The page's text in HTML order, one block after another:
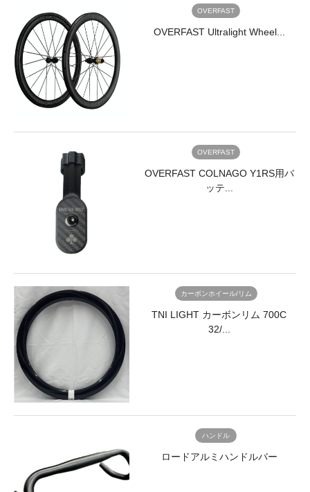
OVERFAST
OVERFAST Ultralight Wheel...
OVERFAST
OVERFAST COLNAGO Y1RS用バ
ッテ...
カーボンホイール/リム
TNI LIGHT カーボンリム 700C
32/...
ハンドル
ロードアルミハンドルバー